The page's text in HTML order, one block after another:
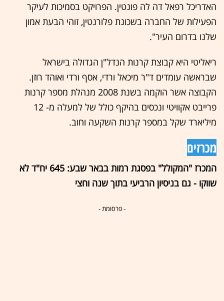
האדריכל רפאל דה לה פונטין. הפרויקט בסמיכות לעיקר
הפעילות של החברה בשכונת פלורנטין, זוהי הבעת אמון
שלנו בדרום העיר".
ריאליטי היא קבוצת קרנות הנדל"ן הגדולה בישראל
שבראשה עומדים ד"ר מיכאל ורדי, אסף ורדי ואוהד רוזן.
הקבוצה אשר הוקמה בשנת 2008 מנהלת מספר קרנות
פרייבט אקוויטי ונכסים בהיקף כולל של למעלה מ- 12
מיליארד שקל במספר קרנות השקעה וחוב.
מכרזים
המכרז "המקולל" בפסגת רמות בבאר שבע: 645 יח"ד לא
שווקו - גם בניסיון הרביעי בתוך שנה וחצי
- פרסומת -